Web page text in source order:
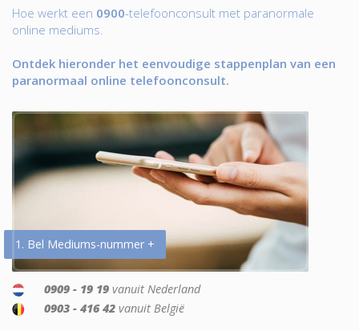
Hoe werkt een 0900-telefoonconsult met paranormale
online mediums.
Ontdek hieronder het eenvoudige stappenplan van een
paranormaal online telefoonconsult.
1. Bel Mediums-nummer +
0909 - 19 19 vanuit Nederland
0903 - 416 42 vanuit België